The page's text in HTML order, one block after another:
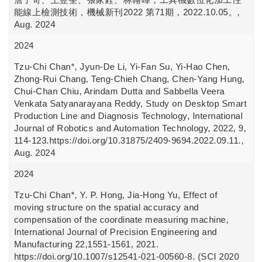
能線上檢測技術，機械新刊2022 第71期，2022.10.05。,
Aug. 2024
2024
Tzu-Chi Chan*, Jyun-De Li, Yi-Fan Su, Yi-Hao Chen,
Zhong-Rui Chang, Teng-Chieh Chang, Chen-Yang Hung,
Chui-Chan Chiu, Arindam Dutta and Sabbella Veera
Venkata Satyanarayana Reddy, Study on Desktop Smart
Production Line and Diagnosis Technology, International
Journal of Robotics and Automation Technology, 2022, 9,
114-123.https://doi.org/10.31875/2409-9694.2022.09.11.,
Aug. 2024
2024
Tzu-Chi Chan*, Y. P. Hong, Jia-Hong Yu, Effect of
moving structure on the spatial accuracy and
compensation of the coordinate measuring machine,
International Journal of Precision Engineering and
Manufacturing 22,1551-1561, 2021.
https://doi.org/10.1007/s12541-021-00560-8. (SCI 2020